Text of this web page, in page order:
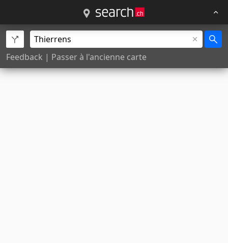
Feedback | Passer à l'ancienne carte